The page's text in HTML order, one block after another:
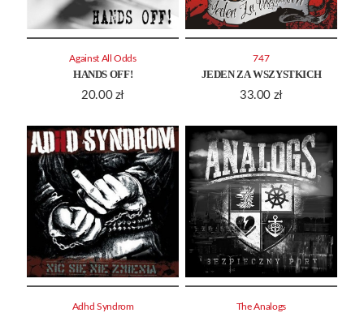
HANDS OFF!
20.00 zł
Against All Odds
JEDEN ZA WSZYSTKICH
33.00 zł
747
Adhd Syndrom The Analogs